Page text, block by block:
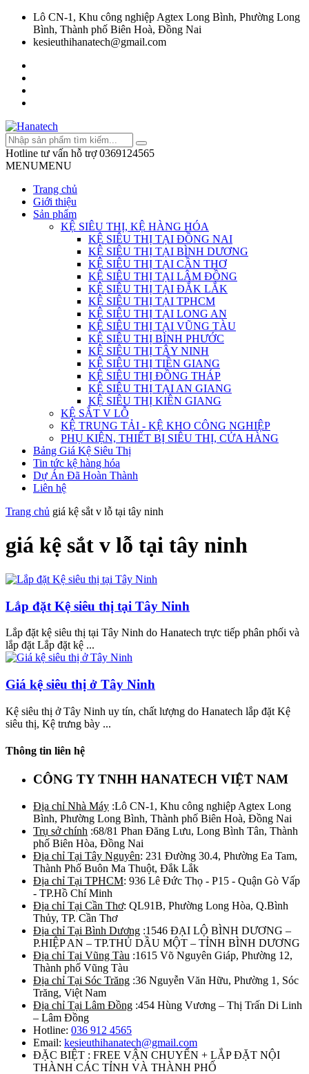
Lô CN-1, Khu công nghiệp Agtex Long Bình, Phường Long
Bình, Thành phố Biên Hoà, Đồng Nai
kesieuthihanatech@gmail.com
Hotline tư vấn hỗ trợ 0369124565
MENUMENU
Trang chủ
Giới thiệu
Sản phẩm
KỆ SIÊU THỊ, KỆ HÀNG HÓA
KỆ SIÊU THỊ TẠI ĐỒNG NAI
KỆ SIÊU THỊ TẠI BÌNH DƯƠNG
KỆ SIÊU THỊ TẠI CẦN THƠ
KỆ SIÊU THỊ TẠI LÂM ĐỒNG
KỆ SIÊU THỊ TẠI ĐẮK LẮK
KỆ SIÊU THỊ TẠI TPHCM
KỆ SIÊU THỊ TẠI LONG AN
KỆ SIÊU THỊ TẠI VŨNG TÀU
KỆ SIÊU THỊ BÌNH PHƯỚC
KỆ SIÊU THỊ TÂY NINH
KỆ SIÊU THỊ TIỀN GIANG
KỆ SIÊU THỊ ĐỒNG THÁP
KỆ SIÊU THỊ TẠI AN GIANG
KỆ SIÊU THỊ KIÊN GIANG
KỆ SẮT V LỖ
KỆ TRUNG TẢI - KỆ KHO CÔNG NGHIỆP
PHỤ KIỆN, THIẾT BỊ SIÊU THỊ, CỬA HÀNG
Bảng Giá Kệ Siêu Thị
Tin tức kệ hàng hóa
Dự Án Đã Hoàn Thành
Liên hệ
Trang chủ giá kệ sắt v lỗ tại tây ninh
giá kệ sắt v lỗ tại tây ninh
Lắp đặt Kệ siêu thị tại Tây Ninh
Lắp đặt kệ siêu thị tại Tây Ninh do Hanatech trực tiếp phân phối và
lắp đặt Lắp đặt kệ ...
Giá kệ siêu thị ở Tây Ninh
Kệ siêu thị ở Tây Ninh uy tín, chất lượng do Hanatech lắp đặt Kệ
siêu thị, Kệ trưng bày ...
Thông tin liên hệ
CÔNG TY TNHH HANATECH VIỆT NAM
Địa chỉ Nhà Máy :Lô CN-1, Khu công nghiệp Agtex Long
Bình, Phường Long Bình, Thành phố Biên Hoà, Đồng Nai
Trụ sở chính :68/81 Phan Đăng Lưu, Long Bình Tân, Thành
phố Biên Hòa, Đồng Nai
Địa chỉ Tại Tây Nguyên: 231 Đường 30.4, Phường Ea Tam,
Thành Phố Buôn Ma Thuột, Đắk Lắk
Địa chỉ Tại TPHCM: 936 Lê Đức Thọ - P15 - Quận Gò Vấp
- TP.Hồ Chí Minh
Địa chỉ Tại Cần Thơ: QL91B, Phường Long Hòa, Q.Bình
Thủy, TP. Cần Thơ
Địa chỉ Tại Bình Dương :1546 ĐẠI LỘ BÌNH DƯƠNG –
P.HIỆP AN – TP.THỦ DẦU MỘT – TỈNH BÌNH DƯƠNG
Địa chỉ Tại Vũng Tàu :1615 Võ Nguyên Giáp, Phường 12,
Thành phố Vũng Tàu
Địa chỉ Tại Sóc Trăng :36 Nguyễn Văn Hữu, Phường 1, Sóc
Trăng, Việt Nam
Địa chỉ Tại Lâm Đồng :454 Hùng Vương – Thị Trấn Di Linh
– Lâm Đồng
Hotline: 036 912 4565
Email: kesieuthihanatech@gmail.com
ĐẶC BIỆT : FREE VẬN CHUYỂN + LẮP ĐẶT NỘI
THÀNH CÁC TỈNH VÀ THÀNH PHỐ